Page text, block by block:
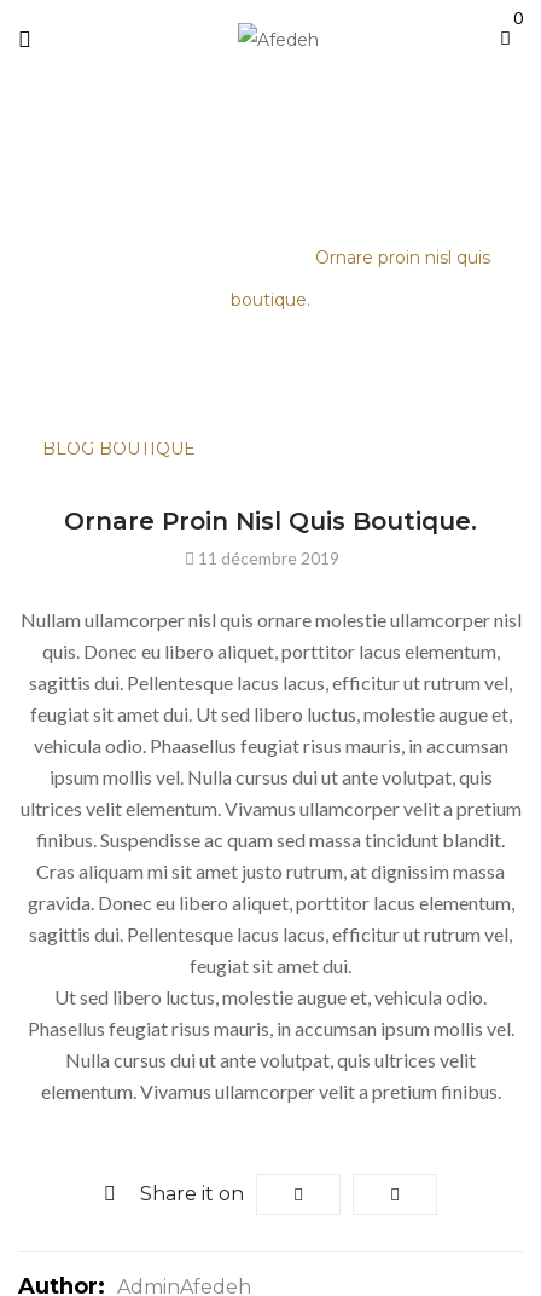
0
Ornare proin nisl quis
boutique.
BLOG BOUTIQUE
Ornare Proin Nisl Quis Boutique.
11 décembre 2019
Nullam ullamcorper nisl quis ornare molestie ullamcorper nisl
quis. Donec eu libero aliquet, porttitor lacus elementum,
sagittis dui. Pellentesque lacus lacus, efficitur ut rutrum vel,
feugiat sit amet dui. Ut sed libero luctus, molestie augue et,
vehicula odio. Phaasellus feugiat risus mauris, in accumsan
ipsum mollis vel. Nulla cursus dui ut ante volutpat, quis
ultrices velit elementum. Vivamus ullamcorper velit a pretium
finibus. Suspendisse ac quam sed massa tincidunt blandit.
Cras aliquam mi sit amet justo rutrum, at dignissim massa
gravida. Donec eu libero aliquet, porttitor lacus elementum,
sagittis dui. Pellentesque lacus lacus, efficitur ut rutrum vel,
feugiat sit amet dui.
Ut sed libero luctus, molestie augue et, vehicula odio.
Phasellus feugiat risus mauris, in accumsan ipsum mollis vel.
Nulla cursus dui ut ante volutpat, quis ultrices velit
elementum. Vivamus ullamcorper velit a pretium finibus.
Share it on
Author: AdminAfedeh